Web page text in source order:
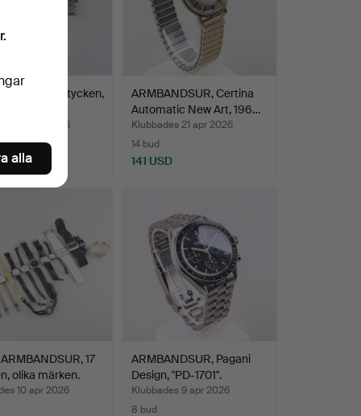
4 stycken,
27 apr 2026
ARMBANDSUR, Certina
Automatic New Art, 196…
Klubbades 21 apr 2026
14 bud
141 USD
17
olika märken.
10 apr 2026
ARMBANDSUR, Pagani
Design, "PD-1701".
Klubbades 9 apr 2026
8 bud
alla